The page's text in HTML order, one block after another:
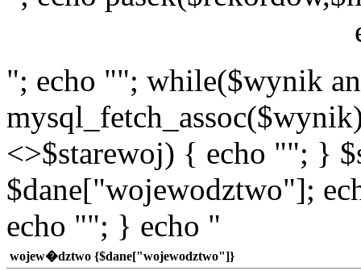
"; echo ""; while($wynik
<>$starewoj) { echo ""; }
$dane["wojewodztwo"];
echo ""; } echo "
wojew�dztwo {$dane["wojewodztwo"]}